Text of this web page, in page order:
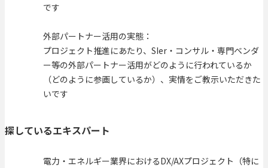
です
外部パートナー活用の実態：
プロジェクト推進にあたり、SIer・コンサル・専門ベンダ
ー等の外部パートナー活用がどのように行われているか
（どのように参画しているか）、実情をご教示いただきた
いです
探しているエキスパート
電力・エネルギー業界におけるDX/AXプロジェクト（特に